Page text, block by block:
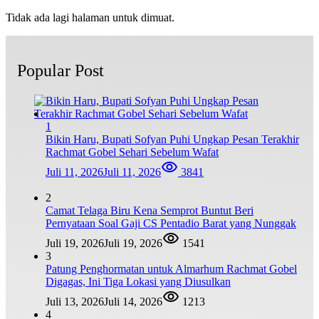
Tidak ada lagi halaman untuk dimuat.
Popular Post
1
Bikin Haru, Bupati Sofyan Puhi Ungkap Pesan Terakhir
Rachmat Gobel Sehari Sebelum Wafat
Juli 11, 2026Juli 11, 2026 3841
2
Camat Telaga Biru Kena Semprot Buntut Beri
Pernyataan Soal Gaji CS Pentadio Barat yang Nunggak
Juli 19, 2026Juli 19, 2026
1541
3
Patung Penghormatan untuk Almarhum Rachmat Gobel
Digagas, Ini Tiga Lokasi yang Diusulkan
Juli 13, 2026Juli 14, 2026
1213
4